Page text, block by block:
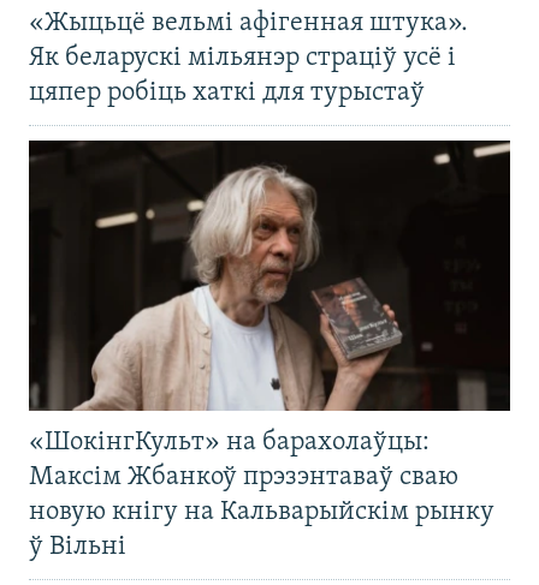
«Жыцьцё вельмі афігенная штука».
Як беларускі мільянэр страціў усё і
цяпер робіць хаткі для турыстаў
«ШокінгКульт» на барахолаўцы:
Максім Жбанкоў прэзэнтаваў сваю
новую кнігу на Кальварыйскім рынку
ў Вільні